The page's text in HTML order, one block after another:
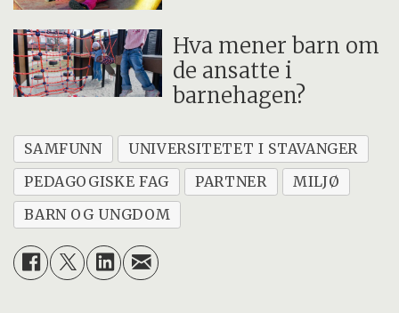
Hva mener barn om
de ansatte i
barnehagen?
SAMFUNN
UNIVERSITETET I STAVANGER
PEDAGOGISKE FAG
PARTNER
MILJØ
BARN OG UNGDOM